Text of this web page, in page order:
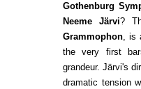
Gothenburg
Neeme Järvi?
Grammophon, is
the very first
grandeur. Järvi's
dramatic tension